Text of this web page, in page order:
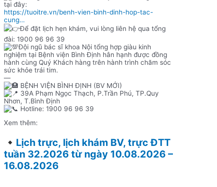
tại đây:
https://tuoitre.vn/benh-vien-binh-dinh-hop-tac-
cung…
Để đặt lịch hẹn khám, vui lòng liên hệ qua tổng
đài: 1900 96 96 39
Đội ngũ bác sĩ khoa Nội tổng hợp giàu kinh
nghiệm tại Bệnh viện Bình Định hân hạnh được đồng
hành cùng Quý Khách hàng trên hành trình chăm sóc
sức khỏe trái tim.
—
BỆNH VIỆN BÌNH ĐỊNH (BV MỚI)
39A Phạm Ngọc Thạch, P.Trần Phú, TP.Quy
Nhơn, T.Bình Định
Hotline: 1900 96 96 39
Xem thêm:
Lịch trực, lịch khám BV, trực ĐTT
tuần 32.2026 từ ngày 10.08.2026 –
16.08.2026